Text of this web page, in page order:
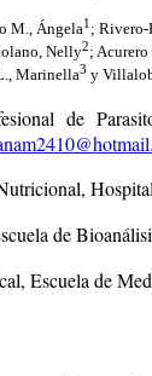
M., Ángela1 ;
Nelly2;
Marinella3 y
de
de
Escuela de